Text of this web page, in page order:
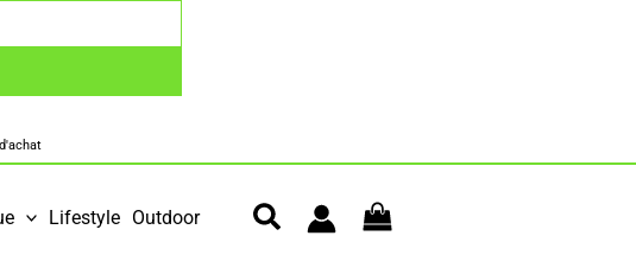
Lifestyle Outdoor